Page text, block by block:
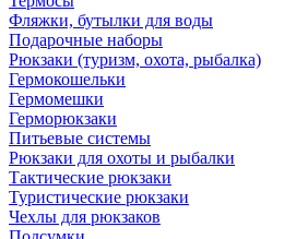
Фляжки, бутылки для воды
Подарочные наборы
Рюкзаки (туризм, охота, рыбалка)
Гермокошельки
Гермомешки
Герморюкзаки
Питьевые системы
Рюкзаки для охоты и рыбалки
Тактические рюкзаки
Туристические рюкзаки
Чехлы для рюкзаков